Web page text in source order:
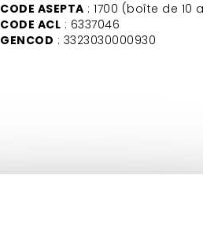
CODE ASEPTA : 1700 (boîte de
CODE ACL : 6337046
GENCOD : 3323030000930